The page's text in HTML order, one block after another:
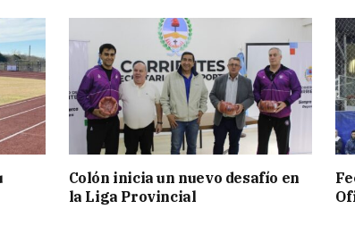
Colón inicia un nuevo desafío en
la Liga Provincial